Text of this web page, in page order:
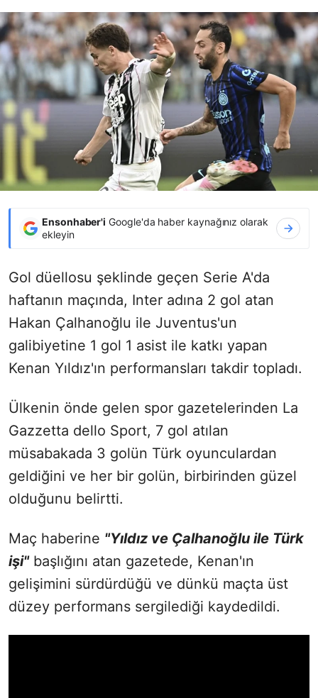
Ensonhaber'i Google'da haber kaynağınız olarak
ekleyin
Gol düellosu şeklinde geçen Serie A'da
haftanın maçında, Inter adına 2 gol atan
Hakan Çalhanoğlu ile Juventus'un
galibiyetine 1 gol 1 asist ile katkı yapan
Kenan Yıldız'ın performansları takdir topladı.
Ülkenin önde gelen spor gazetelerinden La
Gazzetta dello Sport, 7 gol atılan
müsabakada 3 golün Türk oyunculardan
geldiğini ve her bir golün, birbirinden güzel
olduğunu belirtti.
Maç haberine "Yıldız ve Çalhanoğlu ile Türk
işi"başlığını atan gazetede, Kenan'ın
gelişimini sürdürdüğü ve dünkü maçta üst
düzey performans sergilediği kaydedildi.